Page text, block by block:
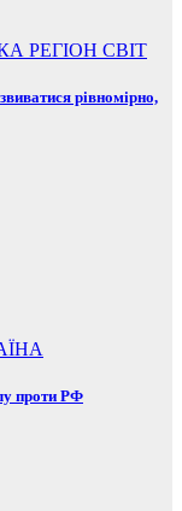
РЕГІОН СВІТ
рівномірно,
проти РФ